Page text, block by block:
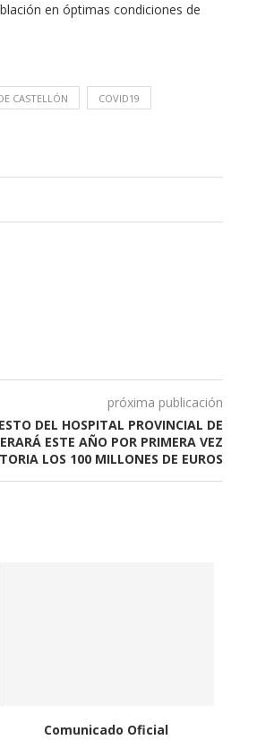
en óptimas condiciones de
CASTELLÓN COVID19
próxima publicación
DEL HOSPITAL PROVINCIAL DE
ESTE AÑO POR PRIMERA VEZ
LOS 100 MILLONES DE EUROS
Comunicado Oficial